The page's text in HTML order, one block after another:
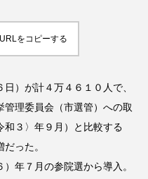
をコピーする
）が計４万４６１０人で、
理委員会（市選管）への取
和３〉年９月）と比較する
った。
年７月の参院選から導入。